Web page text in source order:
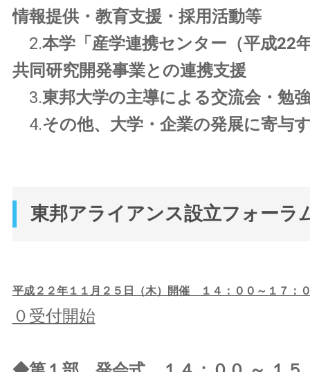
情報提供・教育支援・採用活動等
2.本学「産学連携センター（平成22
共同研究開発事業との連携支援
3.東邦大学の主導による交流会・勉
4.その他、大学・企業の発展に寄与
東邦アライアンス設立フォーラ
平成２２年１１月２５日（木）開催 １４：００～１７：
０受付開始